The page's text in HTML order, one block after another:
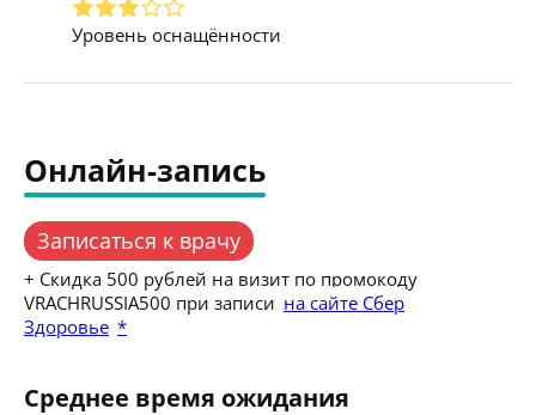
Уровень оснащённости
Онлайн-запись
Записаться к врачу
+ Скидка 500 рублей на визит по промокоду
VRACHRUSSIA500 при записи на сайте Сбер
Здоровье *
Среднее время ожидания